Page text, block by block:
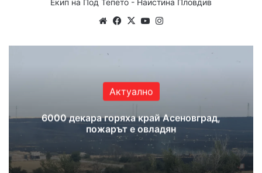
We
te
Fa
bo
X
Yo
ub ra
Актуално
6000 декара горяха край Асеновград,
пожарът е овладян